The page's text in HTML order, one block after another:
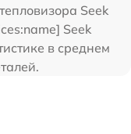
Seek
Seek
в среднем